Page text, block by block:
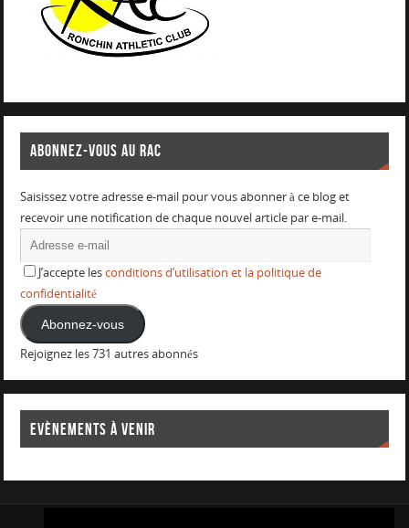
ABONNEZ-VOUS AU RAC
Saisissez votre adresse e-mail pour vous abonner à ce blog et
recevoir une notification de chaque nouvel article par e-mail.
J’accepte lesconditions d’utilisation et la politique de
confidentialité
Abonnez-vous
Rejoignez les 731 autres abonnés
EVÈNEMENTS À VENIR